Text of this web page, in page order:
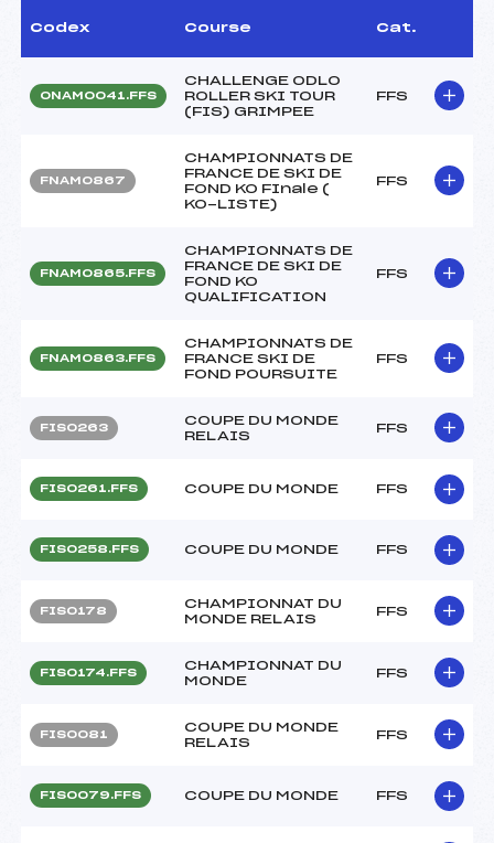
Codex Course Cat.
ONAM0041.FFS
CHALLENGE ODLO
ROLLER SKI TOUR
(FIS) GRIMPEE
FFS
FNAM0867
CHAMPIONNATS DE
FRANCE DE SKI DE
FOND KO FInale (
KO-LISTE)
FFS
FNAM0865.FFS
CHAMPIONNATS DE
FRANCE DE SKI DE
FOND KO
QUALIFICATION
FFS
FNAM0863.FFS
CHAMPIONNATS DE
FRANCE SKI DE
FOND POURSUITE
FFS
FIS0263
COUPE DU MONDE
RELAIS
FFS
FIS0261.FFS COUPE DU MONDE FFS
FIS0258.FFS COUPE DU MONDE FFS
FIS0178
CHAMPIONNAT DU
MONDE RELAIS
FFS
FIS0174.FFS
CHAMPIONNAT DU
MONDE
FFS
FIS0081
COUPE DU MONDE
RELAIS
FFS
FIS0079.FFS COUPE DU MONDE FFS